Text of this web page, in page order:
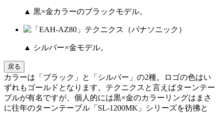
▲ 黒×金カラーのブラックモデル。
▲ シルバー×金モデル。
戻る
カラーは「ブラック」と「シルバー」の2種。ロゴの色はい
ずれもゴールドとなります。テクニクスと言えばターンテー
ブルが有名ですが、個人的には黒×金のカラーリングはまさ
に往年のターンテーブル「SL-1200MK」シリーズを彷彿と